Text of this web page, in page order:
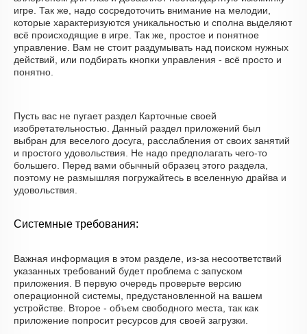
игре. Так же, надо сосредоточить внимание на мелодии,
которые характеризуются уникальностью и сполна выделяют
всё происходящие в игре. Так же, простое и понятное
управление. Вам не стоит раздумывать над поиском нужных
действий, или подбирать кнопки управления - всё просто и
понятно.
Пусть вас не пугает раздел Карточные своей
изобретательностью. Данный раздел приложений был
выбран для веселого досуга, расслабления от своих занятий
и простого удовольствия. Не надо предполагать чего-то
большего. Перед вами обычный образец этого раздела,
поэтому не размышляя погружайтесь в вселенную драйва и
удовольствия.
Системные требования:
Важная информация в этом разделе, из-за несоответствий
указанных требований будет проблема с запуском
приложения. В первую очередь проверьте версию
операционной системы, предустановленной на вашем
устройстве. Второе - объем свободного места, так как
приложение попросит ресурсов для своей загрузки.